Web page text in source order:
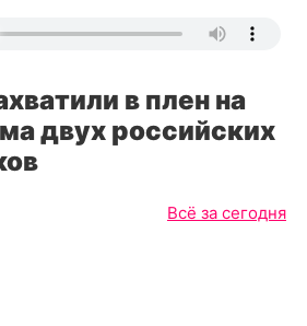
в плен на
двух российских
Всё за сегодня